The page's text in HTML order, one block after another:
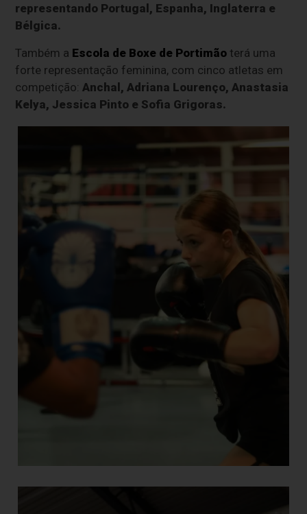
representando Portugal, Espanha, Inglaterra e
Bélgica.
Também a Escola de Boxe de Portimão terá uma
forte representação feminina, com cinco atletas em
competição:Anchal, Adriana Lourenço, Anastasia
Kelya, Jessica Pinto e Sofia Grigoras.